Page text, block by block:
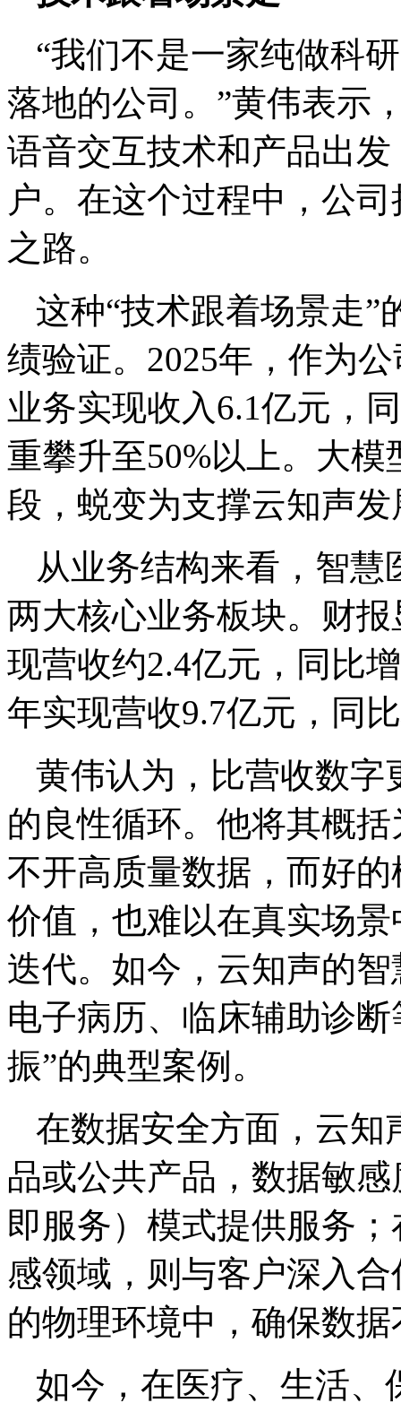
“我们不是一家纯做科
落地的公司。”黄伟表示
语音交互技术和产品出
户。在这个过程中，公
之路。
这种“技术跟着场景走
绩验证。2025年，作为
业务实现收入6.1亿元，
重攀升至50%以上。大
段，蜕变为支撑云知声
从业务结构来看，智
两大核心业务板块。财
现营收约2.4亿元，同比
年实现营收9.7亿元，同
黄伟认为，比营收数字
的良性循环。他将其概
不开高质量数据，而好
价值，也难以在真实场
迭代。如今，云知声的
电子病历、临床辅助诊
振”的典型案例。
在数据安全方面，云知
品或公共产品，数据敏
即服务）模式提供服务
感领域，则与客户深入
的物理环境中，确保数
如今，在医疗、生活、